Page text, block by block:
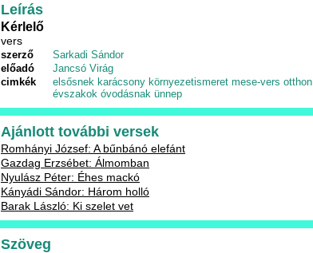
Leírás
Kérlelő
vers
szerző
Sarkadi Sándor
előadó
Jancsó Virág
cimkék
elsősnek karácsony környezetismeret mese-vers otthon
évszakok óvodásnak ünnep
Ajánlott további versek
Romhányi József: A bűnbánó elefánt
Gazdag Erzsébet: Álmomban
Nyulász Péter: Éhes mackó
Kányádi Sándor: Három holló
Barak László: Ki szelet vet
Szöveg